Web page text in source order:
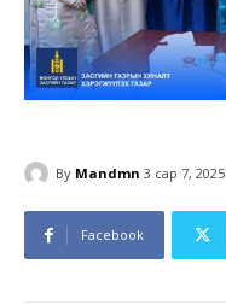
By Mandmn 3 сар 7, 2025
Facebook